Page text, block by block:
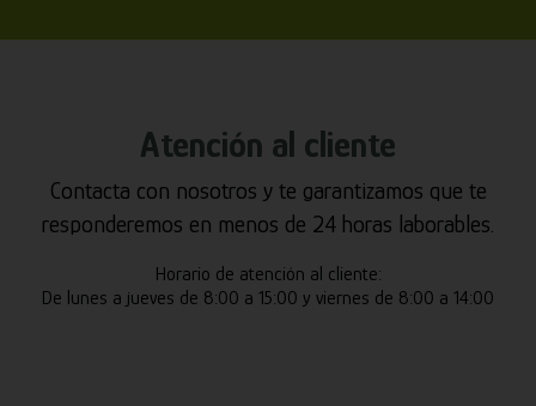
Atención al cliente
Contacta con nosotros y te garantizamos que te
responderemos en menos de 24 horas laborables.
Horario de atención al cliente:
De lunes a jueves de 8:00 a 15:00 y viernes de 8:00 a 14:00